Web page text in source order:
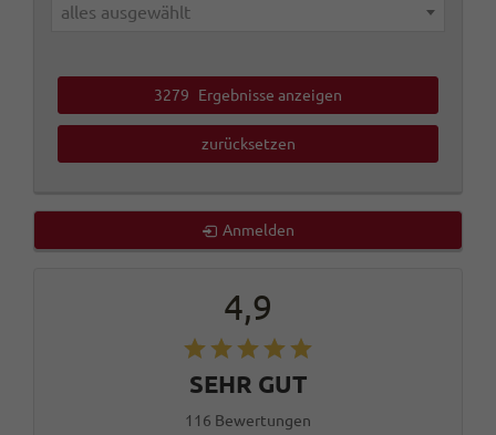
alles ausgewählt
3279 Ergebnisse anzeigen
zurücksetzen
Anmelden
4,9
SEHR GUT
116 Bewertungen